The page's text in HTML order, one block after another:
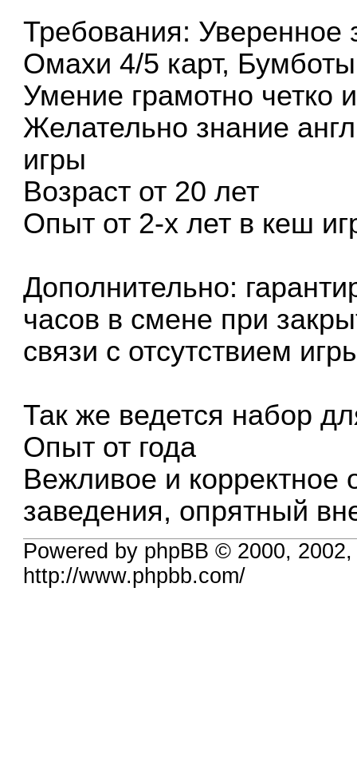
Требования: Уверенное
Омахи 4/5 карт, Бумботы
Умение грамотно четко
Желательно знание
игры
Возраст от 20 лет
Опыт от 2-х лет в кеш
Дополнительно:
часов в смене при
связи с отсутствием
Так же ведется набор
Опыт от года
Вежливое и корректное
заведения, опрятный
Powered by phpBB © 2000,
http://www.phpbb.com/